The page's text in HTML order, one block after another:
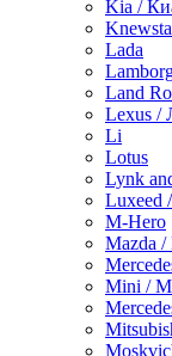
Kia /
Lada
Land
Lexus /
Li
Lotus
Lynk
Luxeed
M-Hero
Mazda /
Mini /